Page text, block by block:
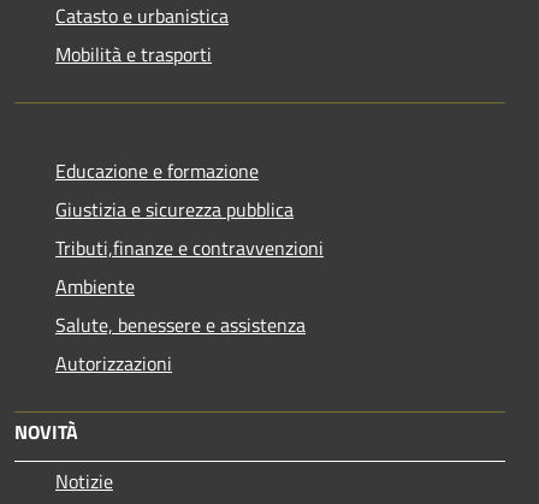
Catasto e urbanistica
Mobilità e trasporti
Educazione e formazione
Giustizia e sicurezza pubblica
Tributi,finanze e contravvenzioni
Ambiente
Salute, benessere e assistenza
Autorizzazioni
NOVITÀ
Notizie